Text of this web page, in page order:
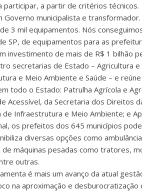
participar, a partir de critérios técnicos.
Governo municipalista e
3 mil equipamentos. Nós
SP, de equipamentos para as
investimento de mais de R$ 1 bilhão
secretarias de Estado – Agricultura
e Meio Ambiente e Saúde – e
todo o Estado: Patrulha Agrícola e
Acessível, da Secretaria dos Direitos
de Infraestrutura e Meio Ambiente; e
os prefeitos dos 645 municípios
diversas opções como
de máquinas pesadas como tratores,
outras.
é mais um avanço da atual
na aproximação e